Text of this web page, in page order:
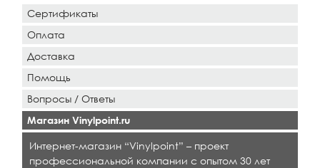
Сертификаты
Оплата
Доставка
Помощь
Вопросы / Ответы
Магазин Vinylpoint.ru
Интернет-магазин “Vinylpoint” – проект
профессиональной компании с опытом 30 лет